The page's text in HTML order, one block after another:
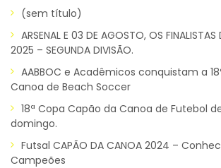
(sem título)
ARSENAL E 03 DE AGOSTO, OS FINALISTAS
2025 – SEGUNDA DIVISÃO.
AABBOC e Acadêmicos conquistam a
Canoa de Beach Soccer
18ª Copa Capão da Canoa de Futebol
domingo.
Futsal CAPÃO DA CANOA 2024 –
Campeões